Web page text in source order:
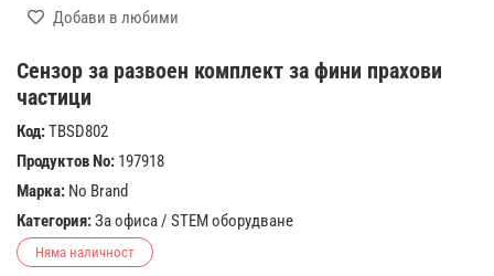
Сензор за развоен комплект за фини прахови
частици
Код:TBSD802
Продуктов No: 197918
Марка: No Brand
Категория:За офиса/ STEM оборудване
Няма наличност
Добави в любими